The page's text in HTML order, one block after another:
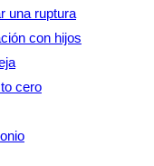
una ruptura
con hijos
cero